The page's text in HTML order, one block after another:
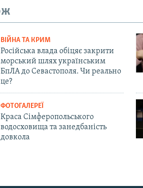
ВІЙНА ТА КРИМ
Російська влада обіцяє закрити
морський шлях українським
БпЛА до Севастополя. Чи реально
це?
ФОТОГАЛЕРЕЇ
Краса Сімферопольського
водосховища та занедбаність
довкола